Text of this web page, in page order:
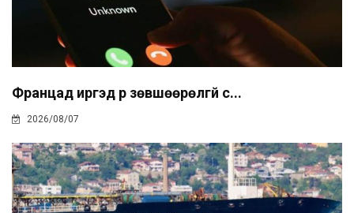
Францад иргэд рүү зөвшөөрөлгүй с...
2026/08/07